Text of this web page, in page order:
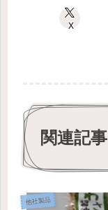
X
関連記事
他社製品